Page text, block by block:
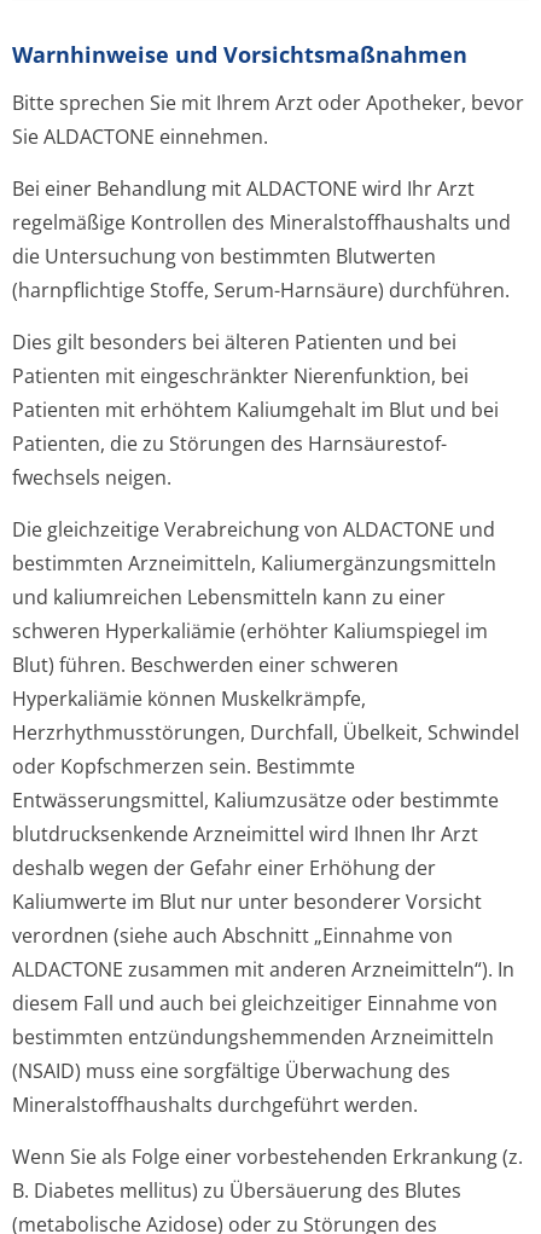
Warnhinweise und Vorsichtsmaßnahmen
Bitte sprechen Sie mit Ihrem Arzt oder Apotheker, bevor
Sie ALDACTONE einnehmen.
Bei einer Behandlung mit ALDACTONE wird Ihr Arzt
regelmäßige Kontrollen des Mineralstoffhau­shalts und
die Untersuchung von bestimmten Blutwerten
(harnpflichtige Stoffe, Serum-Harnsäure) durchführen.
Dies gilt besonders bei älteren Patienten und bei
Patienten mit eingeschränkter Nierenfunktion, bei
Patienten mit erhöhtem Kaliumgehalt im Blut und bei
Patienten, die zu Störungen des Harnsäurestof­
fwechsels neigen.
Die gleichzeitige Verabreichung von ALDACTONE und
bestimmten Arzneimitteln, Kaliumergänzun­gsmitteln
und kaliumreichen Lebensmitteln kann zu einer
schweren Hyperkaliämie (erhöhter Kaliumspiegel im
Blut) führen. Beschwerden einer schweren
Hyperkaliämie können Muskelkrämpfe,
Herzrhythmusstörun­gen, Durchfall, Übelkeit, Schwindel
oder Kopfschmerzen sein. Bestimmte
Entwässerungsmit­tel, Kaliumzusätze oder bestimmte
blutdrucksenkende Arzneimittel wird Ihnen Ihr Arzt
deshalb wegen der Gefahr einer Erhöhung der
Kaliumwerte im Blut nur unter besonderer Vorsicht
verordnen (siehe auch Abschnitt „Einnahme von
ALDACTONE zusammen mit anderen Arzneimitteln“). In
diesem Fall und auch bei gleichzeitiger Einnahme von
bestimmten entzündungshem­menden Arzneimitteln
(NSAID) muss eine sorgfältige Überwachung des
Mineralstoffhau­shalts durchgeführt werden.
Wenn Sie als Folge einer vorbestehenden Erkrankung (z.
B. Diabetes mellitus) zu Übersäuerung des Blutes
(metabolische Azidose) oder zu Störungen des